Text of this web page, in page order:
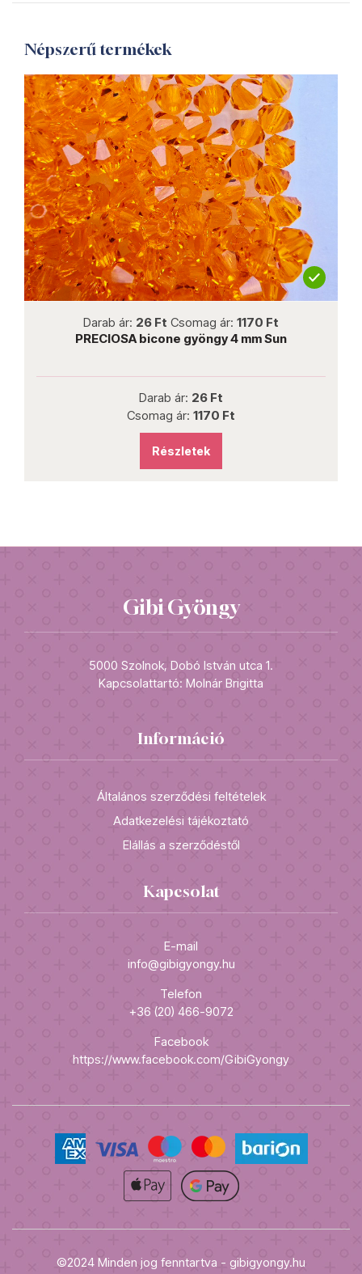
Népszerű termékek
Darab ár: 26 Ft Csomag ár: 1170 Ft
PRECIOSA bicone gyöngy 4 mm Sun
Darab ár: 26 Ft
Csomag ár: 1170 Ft
Részletek
Gibi Gyöngy
5000 Szolnok, Dobó István utca 1.
Kapcsolattartó: Molnár Brigitta
Információ
Általános szerződési feltételek
Adatkezelési tájékoztató
Elállás a szerződéstől
Kapcsolat
E-mail
info@gibigyongy.hu
Telefon
+36 (20) 466-9072
Facebook
https://www.facebook.com/GibiGyongy
©2024 Minden jog fenntartva - gibigyongy.hu